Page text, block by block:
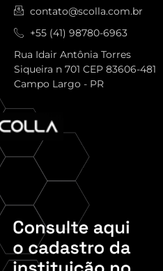
contato@scolla.com.br
+55 (41) 98780-6963
Rua Idair Antônia Torres
Siqueira n 701 CEP 83606-481
Campo Largo - PR